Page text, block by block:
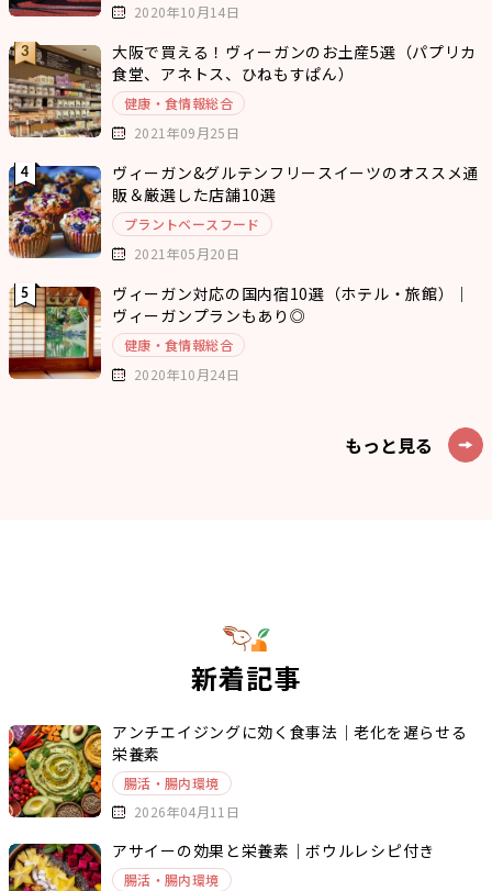
2020年10月14日
大阪で買える！ヴィーガンのお土産5選（パプリカ
食堂、アネトス、ひねもすぱん）
健康・食情報総合
2021年09月25日
ヴィーガン&グルテンフリースイーツのオススメ通
販＆厳選した店舗10選
プラントベースフード
2021年05月20日
ヴィーガン対応の国内宿10選（ホテル・旅館）｜
ヴィーガンプランもあり◎
健康・食情報総合
2020年10月24日
もっと見る
新着記事
アンチエイジングに効く食事法｜老化を遅らせる
栄養素
腸活・腸内環境
2026年04月11日
アサイーの効果と栄養素｜ボウルレシピ付き
腸活・腸内環境